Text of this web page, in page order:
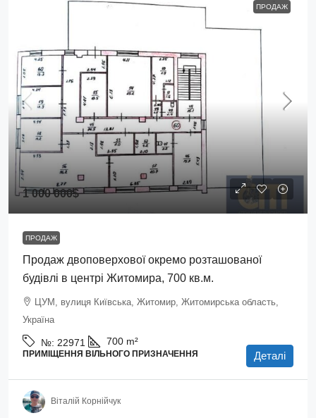
ПРОДАЖ
1 000 000$
ПРОДАЖ
Продаж двоповерхової окремо розташованої
будівлі в центрі Житомира, 700 кв.м.
ЦУМ, вулиця Київська, Житомир, Житомирська область,
Україна
№: 22971 700 m²
ПРИМІЩЕННЯ ВІЛЬНОГО ПРИЗНАЧЕННЯ Деталі
Віталій Корнійчук